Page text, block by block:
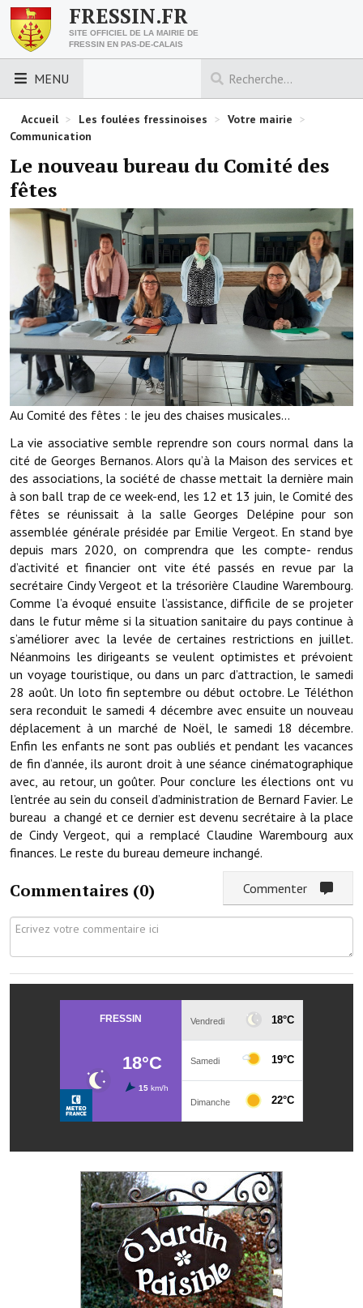
FRESSIN.FR
SITE OFFICIEL DE LA MAIRIE DE
FRESSIN EN PAS-DE-CALAIS
MENU
LES ESSENTIELS
Découvrez Fressin
Urbanisme
Nous contacter
Horaires de la mairie
Les foulées fressinoises
ACCÈS RAPIDE
Démarches administratives
Fêtes et manifestations
Numéros d'urgence
Terrains et maisons à vendre
VOTRE MAIRIE
Elus et agents
L'équipe municipale
Le personnel municipal
Les moyens financiers
Note de synthèse financière
Rapport d'orientation budgétaire
Actions et projets
Projets et travaux en cours
Communication
Le bulletin municipal : Fressinfo & Le Fressinois
Autres groupements
Les réseaux partenaires
L'association des maires
Le conseil départemental
VILLE PRATIQUE
Services publics intercommunaux
Affaires scolaires, CCAS
Accueil > Les foulées fressinoises > Votre mairie >
Communication
Le nouveau bureau du Comité des
fêtes
Au Comité des fêtes : le jeu des chaises musicales...
La vie associative semble reprendre son cours normal dans la
cité de Georges Bernanos. Alors qu’à la Maison des services et
des associations, la société de chasse mettait la dernière main
à son ball trap de ce week-end, les 12 et 13 juin, le Comité des
fêtes se réunissait à la salle Georges Delépine pour son
assemblée générale présidée par Emilie Vergeot. En stand bye
depuis mars 2020, on comprendra que les compte- rendus
d’activité et financier ont vite été passés en revue par la
secrétaire Cindy Vergeot et la trésorière Claudine Warembourg.
Comme l’a évoqué ensuite l’assistance, difficile de se projeter
dans le futur même si la situation sanitaire du pays continue à
s’améliorer avec la levée de certaines restrictions en juillet.
Néanmoins les dirigeants se veulent optimistes et prévoient
un voyage touristique, ou dans un parc d’attraction, le samedi
28 août. Un loto fin septembre ou début octobre. Le Téléthon
sera reconduit le samedi 4 décembre avec ensuite un nouveau
déplacement à un marché de Noël, le samedi 18 décembre.
Enfin les enfants ne sont pas oubliés et pendant les vacances
de fin d’année, ils auront droit à une séance cinématographique
avec, au retour, un goûter. Pour conclure les élections ont vu
l’entrée au sein du conseil d’administration de Bernard Favier. Le
bureau a changé et ce dernier est devenu secrétaire à la place
de Cindy Vergeot, qui a remplacé Claudine Warembourg aux
finances. Le reste du bureau demeure inchangé.
Commentaires (0)